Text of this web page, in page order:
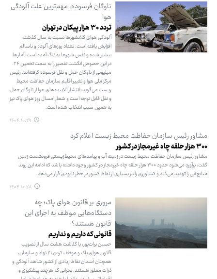
ناوگان فرسوده، مهم‌ترین علت آلودگی
هوا
تردد ۳۰ هزار پیکان در تهران
آلودگی هوای کلانشهرها نسبت به سال گذشته
افزایش یافته است. تعداد روزهای آلوده و ناسالم
بیشتر شده و نفس شهرها به تنگ آمده است. آمارها
در این خصوص انگشت تقصیر را به سمت تخمین ۲۴
میلیونی از ناوگان حمل و نقل فرسوده گرفته‌اند. رئیس
مرکز ملی هوا و تغییر اقلیم سازمان حفاظت محیط
زیست می‌گوید: انتشار آلاینده‌های هوا از ناوگان حمل
و نقل قابل توجه است و شعار امسال روز هوای پاک نیز
به همین سبب انتخاب شده است.
۱۴۰۴.۱۰.۲۹
مشاور رئیس سازمان حفاظت محیط زیست اعلام کرد
۳۰۰ هزار حلقه چاه غیرمجاز در کشور
مشاور رئیس سازمان حفاظت محیط زیست در زمینه آب و پیامدهای محیط‌زیستی فرونشست زمین
گفت: برآورد می‌شود حدود ۳۰۰ هزار حلقه چاه غیرمجاز در کشور وجود داشته باشد که ادامه این روند
منابع آبی را تهدید می‌کند و کشاورزی را در بسیاری از نقاط کشور در خطر نابودی قرار می‌دهد.
۱۴۰۴.۱۰.۲۸
مروری بر قانون هوای پاک؛ چه
دستگاه‌هایی موظف به اجرای این
قانون هستند؟
قانونی که داریم و نداریم
حسین برات‌پور: با گذشت هشت سال از تصویب
قانون هوای پاک و موظف کردن ۲۱ نهاد و سازمان،
همچنان آسمان نقاط زیادی از کشور شاهد آلودگی و
ذرات معلق هستند. بحرانی که هرچند پیشگیری و